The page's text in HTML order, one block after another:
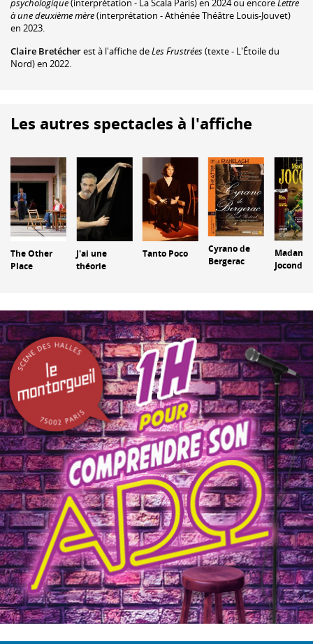
psychologique(interprétation - La Scala Paris) en 2024 ou encoreLettre
à une deuxième mère(interprétation - Athénée Théâtre Louis-Jouvet)
en 2023.
Claire Bretécherest à l'affiche deLes Frustrées(texte - L'Étoile du
Nord) en 2022.
Les autres spectacles à l'affiche
The Other
Place
J'ai une
théorie
Tanto Poco
Cyrano de
Bergerac
Madame
Joconde